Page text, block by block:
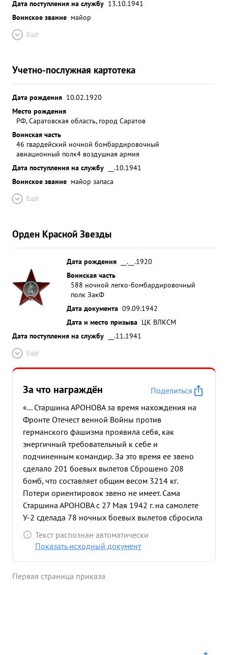
Дата поступления на службу 13.10.1941
Воинское звание майор
Ещё
Учетно-послужная картотека
Дата рождения 10.02.1920
Место рождения
РФ, Саратовская область, город Саратов
Воинская часть
46 гвардейский ночной бомбардировочный
авиационный полк4 воздушная армия
Дата поступления на службу
__.10.1941
Воинское звание майор запаса
Ещё
Орден Красной Звезды
Дата рождения
__.__.1920
Воинская часть
588 ночной легко-бомбардировочный
полк ЗакФ
Дата документа 09.09.1942
Дата и место призыва ЦК ВЛКСМ
Дата поступления на службу
__.11.1941
Ещё
За что награждён
Поделиться
«... Старшина АРОНОВА за время нахождения на
Фронте Отечест венной Войны против
германского фашизма проявила себя, как
энергичный требовательный к себе и
подчиненным командир. За это время ее звено
сделало 201 боевых вылетов Сброшено 208
бомб, что составляет общим весом 3214 кг.
Потери ориентировок звено не имеет. Сама
Старшина АРОНОВА с 27 Мая 1942 г. на самолете
У-2 сделада 78 ночных боевых вылетов сбросила
151 бомб весом 11421кг кт Из числа
произведенных боевых вылетов наиболее
противника бомбы были сброшены в цель -
Текст распознан автоматически
Показать исходный документ
Первая страница приказа